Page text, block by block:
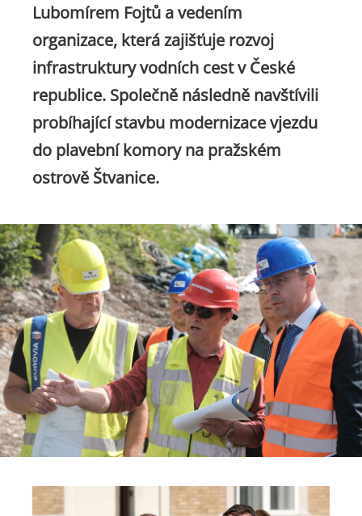
Lubomírem Fojtů a vedením
organizace, která zajišťuje rozvoj
infrastruktury vodních cest v České
republice. Společně následně navštívili
probíhající stavbu modernizace vjezdu
do plavební komory na pražském
ostrově Štvanice.